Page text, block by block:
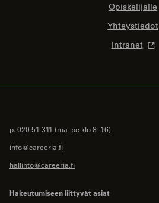
Opiskelijalle
Yhteystiedot
Intranet
p. 020 51 311 (ma–pe klo 8–16)
info@careeria.fi
hallinto@careeria.fi
Hakeutumiseen liittyvät asiat